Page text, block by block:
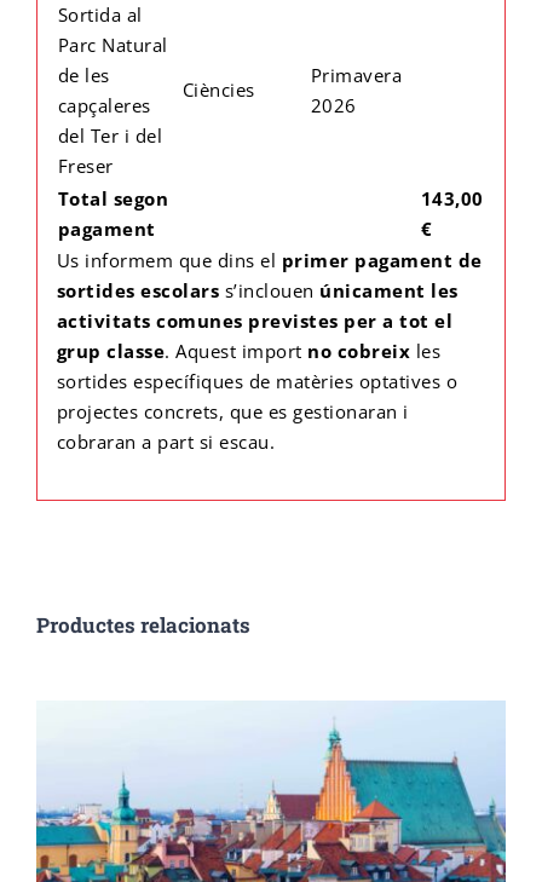
Sortida al
Parc Natural
de les
capçaleres
del Ter i del
Freser
Ciències
Primavera
2026
Total segon
pagament
143,00
€
Us informem que dins el primer pagament de
sortides escolars s’inclouen únicament les
activitats comunes previstes per a tot el
grup classe. Aquest import no cobreix les
sortides específiques de matèries optatives o
projectes concrets, que es gestionaran i
cobraran a part si escau.
Productes relacionats